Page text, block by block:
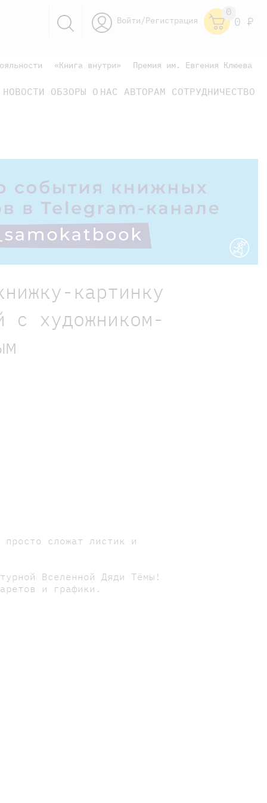
Войти/Регистрация
0
0 Р
«Книга внутри» Премия им. Евгения Клюева
НОВОСТИ ОБЗОРЫ О НАС АВТОРАМ СОТРУДНИЧЕСТВО
картинку
с художником-
сложат листик и
Вселенной Дяди Тёмы!
и графики.